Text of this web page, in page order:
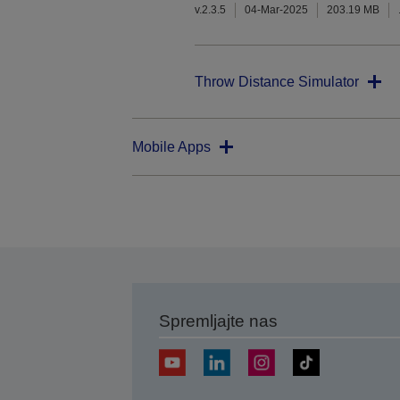
v.2.3.5 04-Mar-2025 203.19 MB
Throw Distance Simulator
Mobile Apps
Spremljajte nas